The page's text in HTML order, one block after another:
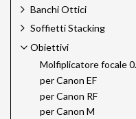
Banchi Ottici
Soffietti Stacking
Obiettivi
Molfiplicatore focale
per Canon EF
per Canon RF
per Canon M